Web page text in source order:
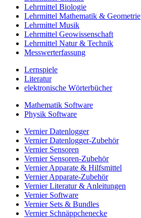
Lehrmittel Biologie
Lehrmittel Mathematik & Geometrie
Lehrmittel Musik
Lehrmittel Geowissenschaft
Lehrmittel Natur & Technik
Messwerterfassung
Lernspiele
Literatur
elektronische Wörterbücher
Mathematik Software
Physik Software
Vernier Datenlogger
Vernier Datenlogger-Zubehör
Vernier Sensoren
Vernier Sensoren-Zubehör
Vernier Apparate & Hilfsmittel
Vernier Apparate-Zubehör
Vernier Literatur & Anleitungen
Vernier Software
Vernier Sets & Bundles
Vernier Schnäppchenecke